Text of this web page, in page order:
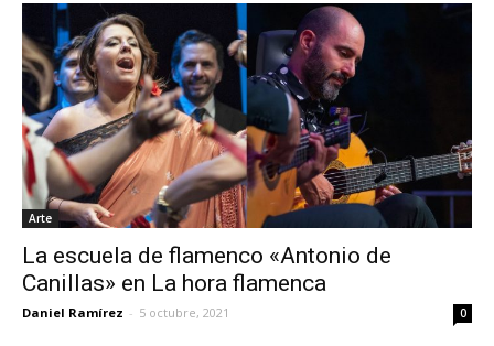
Arte
La escuela de flamenco «Antonio de
Canillas» en La hora flamenca
Daniel Ramírez - 5 octubre, 2021 0